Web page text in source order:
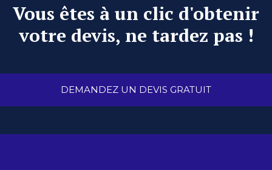
Vous êtes à un clic d'obtenir
votre devis, ne tardez pas !
DEMANDEZ UN DEVIS GRATUIT